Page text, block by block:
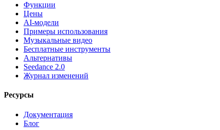
Функции
Цены
AI-модели
Примеры использования
Музыкальные видео
Бесплатные инструменты
Альтернативы
Seedance 2.0
Журнал изменений
Ресурсы
Документация
Блог